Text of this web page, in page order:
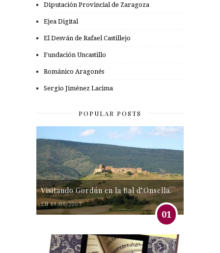
Diputación Provincial de Zaragoza
Ejea Digital
El Desván de Rafael Castillejo
Fundación Uncastillo
Románico Aragonés
Sergio Jiménez Lacima
POPULAR POSTS
Visitando Gordún en la Bal d’Onsella.
EN 19/06/2007
01